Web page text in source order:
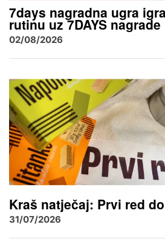
7days nagradna ugra
rutinu uz 7DAYS nagrade
02/08/2026
Kraš natječaj: Prvi red
31/07/2026